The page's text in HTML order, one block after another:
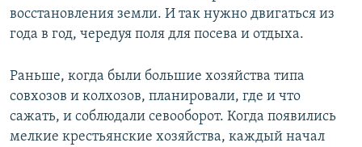
восстановления земли. И так нужно двигаться из
года в год, чередуя поля для посева и отдыха.
Раньше, когда были большие хозяйства типа
совхозов и колхозов, планировали, где и что
сажать, и соблюдали севооборот. Когда появились
мелкие крестьянские хозяйства, каждый начал